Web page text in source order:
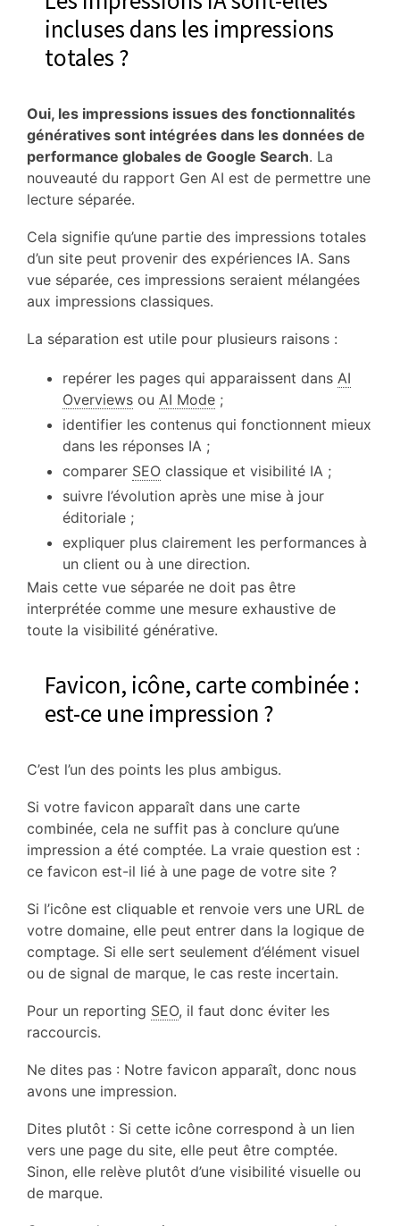
incluses dans les impressions
totales ?
Oui, les impressions issues des fonctionnalités
génératives sont intégrées dans les données de
performance globales de Google Search. La
nouveauté du rapport Gen AI est de permettre une
lecture séparée.
Cela signifie qu’une partie des impressions totales
d’un site peut provenir des expériences IA. Sans
vue séparée, ces impressions seraient mélangées
aux impressions classiques.
La séparation est utile pour plusieurs raisons :
repérer les pages qui apparaissent dans AI
Overviews ou AI Mode ;
identifier les contenus qui fonctionnent mieux
dans les réponses IA ;
comparer SEO classique et visibilité IA ;
suivre l’évolution après une mise à jour
éditoriale ;
expliquer plus clairement les performances à
un client ou à une direction.
Mais cette vue séparée ne doit pas être
interprétée comme une mesure exhaustive de
toute la visibilité générative.
Favicon, icône, carte combinée :
est-ce une impression ?
C’est l’un des points les plus ambigus.
Si votre favicon apparaît dans une carte
combinée, cela ne suffit pas à conclure qu’une
impression a été comptée. La vraie question est :
ce favicon est-il lié à une page de votre site ?
Si l’icône est cliquable et renvoie vers une URL de
votre domaine, elle peut entrer dans la logique de
comptage. Si elle sert seulement d’élément visuel
ou de signal de marque, le cas reste incertain.
Pour un reporting SEO, il faut donc éviter les
raccourcis.
Ne dites pas : Notre favicon apparaît, donc nous
avons une impression.
Dites plutôt : Si cette icône correspond à un lien
vers une page du site, elle peut être comptée.
Sinon, elle relève plutôt d’une visibilité visuelle ou
de marque.